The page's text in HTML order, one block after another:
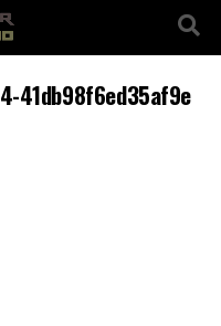
41db98f6ed35af9e